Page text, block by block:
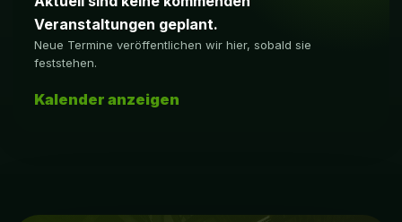
Veranstaltungen geplant.
Neue Termine veröffentlichen wir hier, sobald sie
feststehen.
Kalender anzeigen